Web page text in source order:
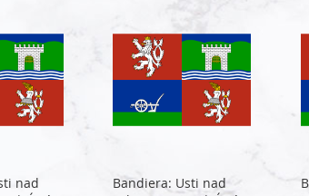
nad
Bandiera: Usti nad